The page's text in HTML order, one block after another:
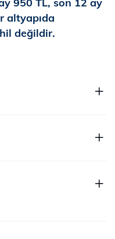
altyapıda
değildir.